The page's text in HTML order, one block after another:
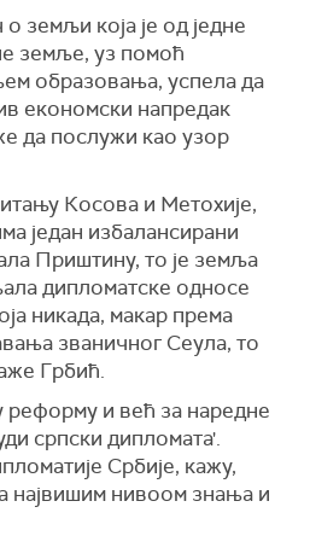
земљи која је од једне
земље, уз помоћ
образовања, успела да
економски напредак
да послужи као узор
Косова и Метохије,
један избалансирани
Приштину, то је земља
дипломатске односе
никада, макар према
званичног Сеула, то
Грбић.
и већ за наредне
српски дипломата'.
Србије, кажу,
највишим нивоом знања и